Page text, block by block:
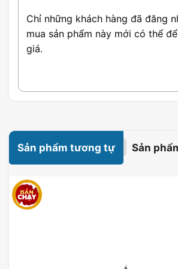
Chuột không dây Logitech MX
Bên cạnh đó, chuột không dây
nhỏ gọn 124,9 x 8,43 x 5,1cm cùng
Chỉ những khách hàng đã đăng
mua sản phẩm này mới có thể
giá.
Sản phẩm tương tự Sản